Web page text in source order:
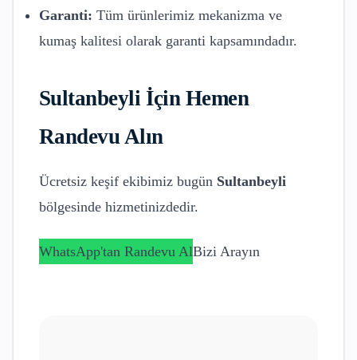
Garanti: Tüm ürünlerimiz mekanizma ve
kumaş kalitesi olarak garanti kapsamındadır.
Sultanbeyliİçin Hemen
Randevu Alın
Ücretsiz keşif ekibimiz bugün Sultanbeyli
bölgesinde hizmetinizdedir.
WhatsApp'tan Randevu AlBizi Arayın